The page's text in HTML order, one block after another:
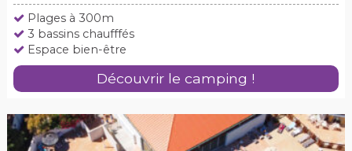
Plages à 300m
3 bassins chaufffés
Espace bien-être
Découvrir le camping !